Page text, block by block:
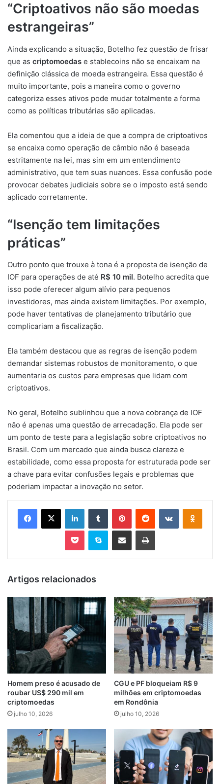
“Criptoativos não são moedas
estrangeiras”
Ainda explicando a situação, Botelho fez questão de frisar
que as criptomoedas e stablecoins não se encaixam na
definição clássica de moeda estrangeira. Essa questão é
muito importante, pois a maneira como o governo
categoriza esses ativos pode mudar totalmente a forma
como as políticas tributárias são aplicadas.
Ela comentou que a ideia de que a compra de criptoativos
se encaixa como operação de câmbio não é baseada
estritamente na lei, mas sim em um entendimento
administrativo, que tem suas nuances. Essa confusão pode
provocar debates judiciais sobre se o imposto está sendo
aplicado corretamente.
“Isenção tem limitações
práticas”
Outro ponto que trouxe à tona é a proposta de isenção de
IOF para operações de até R$ 10 mil. Botelho acredita que
isso pode oferecer algum alívio para pequenos
investidores, mas ainda existem limitações. Por exemplo,
pode haver tentativas de planejamento tributário que
complicariam a fiscalização.
Ela também destacou que as regras de isenção podem
demandar sistemas robustos de monitoramento, o que
aumentaria os custos para empresas que lidam com
criptoativos.
No geral, Botelho sublinhou que a nova cobrança de IOF
não é apenas uma questão de arrecadação. Ela pode ser
um ponto de teste para a legislação sobre criptoativos no
Brasil. Com um mercado que ainda busca clareza e
estabilidade, como essa proposta for estruturada pode ser
a chave para evitar confusões legais e problemas que
poderiam impactar a inovação no setor.
Facebook
X LinkedinTumblr PinterestReddit VK OK
Pocket Skype Compartilhar via e-mail Imprimir
Artigos relacionados
Homem preso é acusado de
roubar US$ 290 mil em
criptomoedas
julho 10, 2026
CGU e PF bloqueiam R$ 9
milhões em criptomoedas
em Rondônia
julho 10, 2026